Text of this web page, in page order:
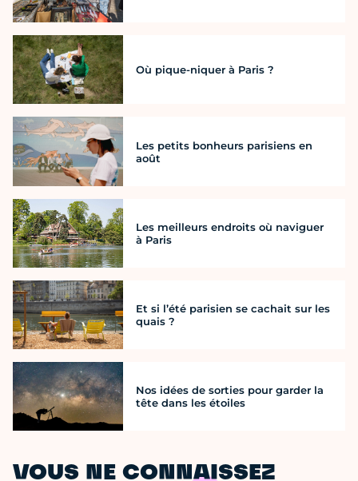
Où pique-niquer à Paris ?
Les petits bonheurs parisiens en
août
Les meilleurs endroits où naviguer
à Paris
Et si l’été parisien se cachait sur les
quais ?
Nos idées de sorties pour garder la
tête dans les étoiles
VOUS NE CONNAISSEZ